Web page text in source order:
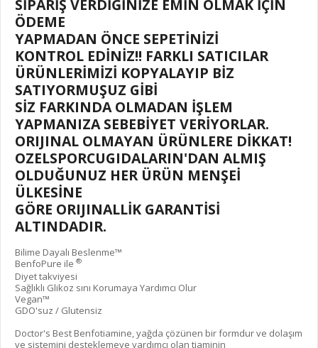
SİPARİŞ VERDİĞİNİZE EMİN OLMAK İÇİN
ÖDEME
YAPMADAN ÖNCE SEPETİNİZİ
KONTROL EDİNİZ!! FARKLI SATICILAR
ÜRÜNLERİMİZİ KOPYALAYIP BİZ
SATIYORMUŞUZ GİBİ
SİZ FARKINDA OLMADAN İŞLEM
YAPMANIZA SEBEBİYET VERİYORLAR.
ORIJINAL OLMAYAN ÜRÜNLERE DİKKAT!
OZELSPORCUGIDALARIN'DAN ALMIŞ
OLDUĞUNUZ HER ÜRÜN MENŞEİ
ÜLKESİNE
GÖRE ORIJINALLİK GARANTİSİ
ALTINDADIR.
Bilime Dayalı Beslenme™
BenfoPure ile ®
Diyet takviyesi
Sağlıklı Glikoz sını Korumaya Yardımcı Olur
Vegan™
GDO'suz / Glutensiz
Doctor's Best Benfotiamine, yağda çözünen bir formdur ve dolaşım
ve sistemini desteklemeye yardımcı olan tiaminin